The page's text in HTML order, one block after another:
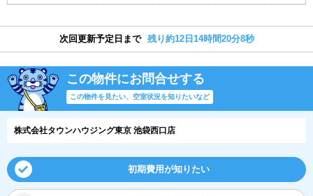
次回更新予定日まで 残り約12日14時間20分7秒
この物件にお問合せする
この物件を見たい、空室状況を知りたいなど
株式会社タウンハウジング東京 池袋西口店
初期費用が知りたい